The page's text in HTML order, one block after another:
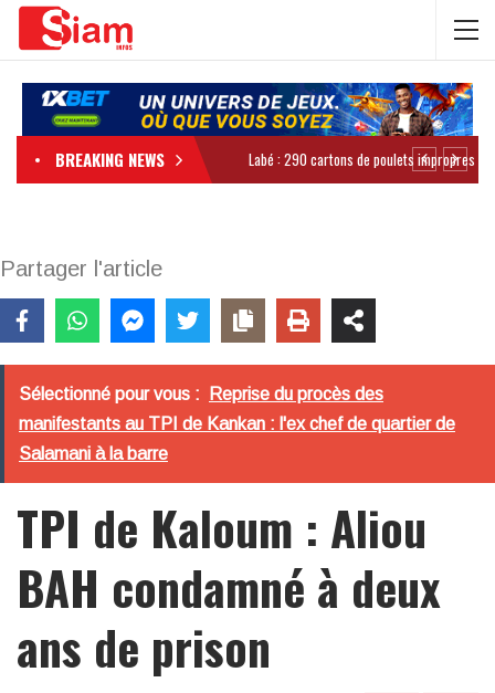
BREAKING NEWS
Partager l'article
Sélectionné pour vous :
Reprise du procès des
manifestants au TPI de Kankan : l'ex chef de quartier de
Salamani à la barre
TPI de Kaloum : Aliou
BAH condamné à deux
ans de prison